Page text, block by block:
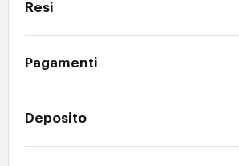
Resi
Pagamenti
Deposito